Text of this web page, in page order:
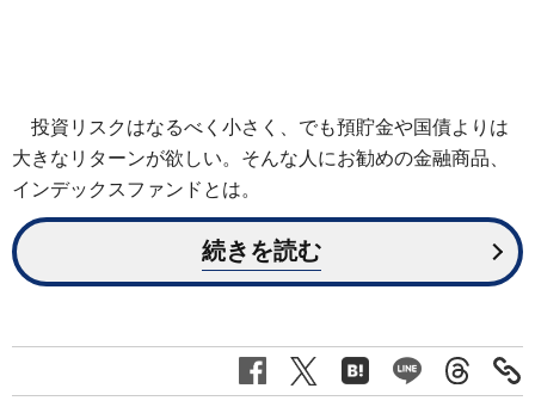
投資リスクはなるべく小さく、でも預貯金や国債よりは
大きなリターンが欲しい。そんな人にお勧めの金融商品、
インデックスファンドとは。
続きを読む